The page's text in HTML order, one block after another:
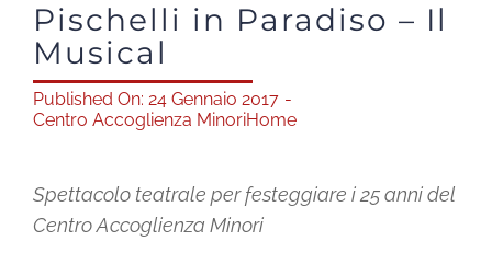
5×1000
Pischelli in Paradiso – Il
Musical
Published On: 24 Gennaio 2017 -
Centro Accoglienza MinoriHome
Spettacolo teatrale per festeggiare i 25 anni del
Centro Accoglienza Minori